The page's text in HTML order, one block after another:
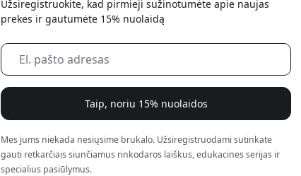
Pristatymas 7-11 rugpjūtis
Greitas ir atsekamas pristatymas
30 dienų grąžinimo teisė
Paprastas grąžinimas – jokių rūpesčių
Užsiregistruokite, kad pirmieji sužinotumėte apie naujas
prekes ir gautumėte 15% nuolaidą
Taip, noriu 15% nuolaidos
Mes jums niekada nesiųsime brukalo. Užsiregistruodami sutinkate
gauti retkarčiais siunčiamus rinkodaros laiškus, edukacines serijas ir
specialius pasiūlymus.